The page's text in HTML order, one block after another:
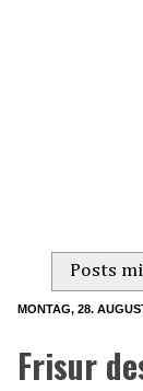
Posts
MONTAG, 28.
Frisur